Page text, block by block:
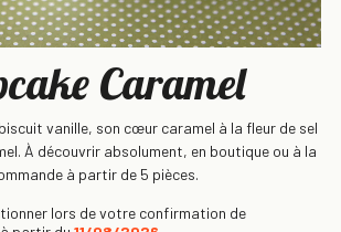
Caramel
vanille, son cœur caramel à la fleur de sel
À découvrir absolument, en boutique ou à la
à partir de 5 pièces.
lors de votre confirmation de